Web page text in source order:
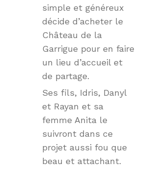
simple et généreux
décide d’acheter le
Château de la
Garrigue pour en faire
un lieu d’accueil et
de partage.
Ses fils, Idris, Danyl
et Rayan et sa
femme Anita le
suivront dans ce
projet aussi fou que
beau et attachant.